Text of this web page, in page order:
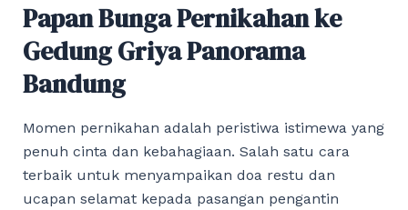
Papan Bunga Pernikahan ke
Gedung Griya Panorama
Bandung
Momen pernikahan adalah peristiwa istimewa yang
penuh cinta dan kebahagiaan. Salah satu cara
terbaik untuk menyampaikan doa restu dan
ucapan selamat kepada pasangan pengantin